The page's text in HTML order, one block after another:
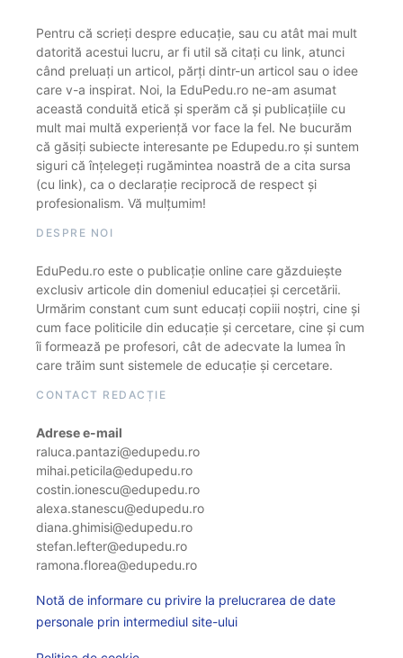
Pentru că scrieți despre educație, sau cu atât mai mult
datorită acestui lucru, ar fi util să citați cu link, atunci
când preluați un articol, părți dintr-un articol sau o idee
care v-a inspirat. Noi, la EduPedu.ro ne-am asumat
această conduită etică și sperăm că și publicațiile cu
mult mai multă experiență vor face la fel. Ne bucurăm
că găsiți subiecte interesante pe Edupedu.ro și suntem
siguri că înțelegeți rugămintea noastră de a cita sursa
(cu link), ca o declarație reciprocă de respect și
profesionalism. Vă mulțumim!
DESPRE NOI
EduPedu.ro este o publicație online care găzduiește
exclusiv articole din domeniul educației și cercetării.
Urmărim constant cum sunt educați copiii noștri, cine și
cum face politicile din educație și cercetare, cine și cum
îi formează pe profesori, cât de adecvate la lumea în
care trăim sunt sistemele de educație și cercetare.
CONTACT REDACȚIE
Adrese e-mail
raluca.pantazi@edupedu.ro
mihai.peticila@edupedu.ro
costin.ionescu@edupedu.ro
alexa.stanescu@edupedu.ro
diana.ghimisi@edupedu.ro
stefan.lefter@edupedu.ro
ramona.florea@edupedu.ro
Notă de informare cu privire la prelucrarea de date
personale prin intermediul site-ului